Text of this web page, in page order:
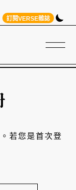
訂閱VERSE雜誌
若您是首次登